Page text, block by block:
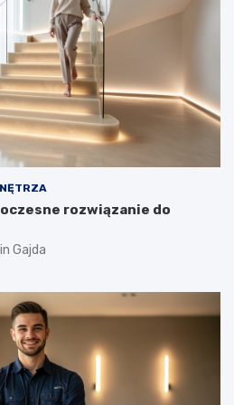
rozwiązanie do
Gajda